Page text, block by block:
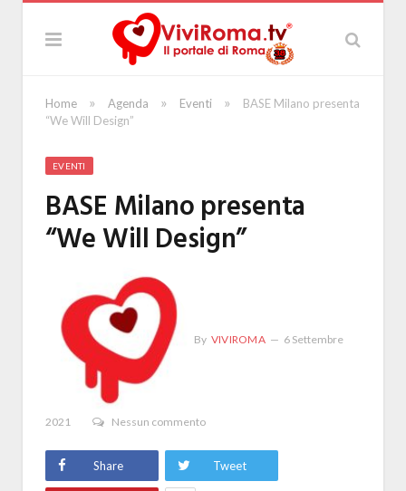
Home » Agenda » Eventi »
BASE Milano presenta
“We Will Design”
EVENTI
BASE Milano presenta
“We Will Design”
By VIVIROMA 6 Settembre
2021 Nessun commento
Share Tweet